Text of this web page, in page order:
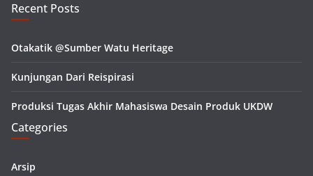
Recent Posts
Otakatik @Sumber Watu Heritage
Kunjungan Dari Reispirasi
Produksi Tugas Akhir Mahasiswa Desain Produk UKDW
Categories
Arsip